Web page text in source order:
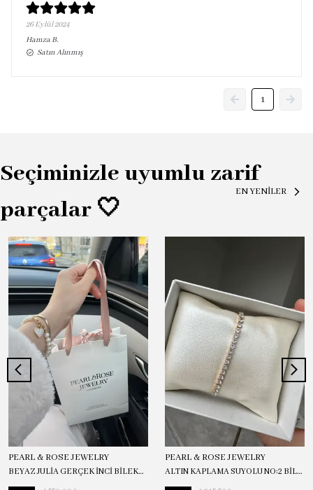
26 Eylül 2024
HamzaB.
Satın Alınmış
1
Seçiminizle uyumlu zarif
parçalar 🤍
EN YENİLER
PEARL & ROSE JEWELRY
BEYAZ JULİA GERÇEK İNCİ BİLEKLİK
PEARL & ROSE JEWELRY
ALTIN KAPLAMA SUYOLU NO:2 BİLEKLİK